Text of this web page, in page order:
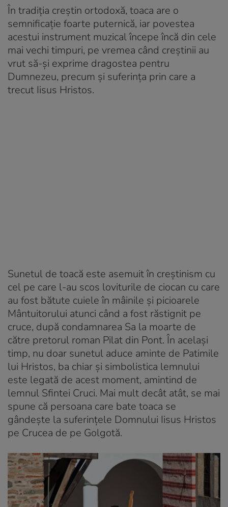
În tradiția creștin ortodoxă, toaca are o
semnificație foarte puternică, iar povestea
acestui instrument muzical începe încă din cele
mai vechi timpuri, pe vremea când creștinii au
vrut să-și exprime dragostea pentru
Dumnezeu, precum și suferința prin care a
trecut Iisus Hristos.
Sunetul de toacă este asemuit în creștinism cu
cel pe care l-au scos loviturile de ciocan cu care
au fost bătute cuiele în mâinile și picioarele
Mântuitorului atunci când a fost răstignit pe
cruce, după condamnarea Sa la moarte de
către pretorul roman Pilat din Pont. În același
timp, nu doar sunetul aduce aminte de Patimile
lui Hristos, ba chiar și simbolistica lemnului
este legată de acest moment, amintind de
lemnul Sfintei Cruci. Mai mult decât atât, se mai
spune că persoana care bate toaca se
gândeşte la suferințele Domnului Iisus Hristos
pe Crucea de pe Golgotă.